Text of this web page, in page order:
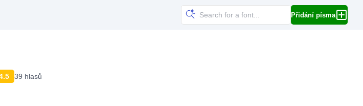
Přidání písma
39 hlasů